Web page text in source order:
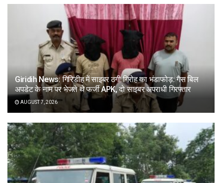
Giridih News: गिरिडीह में साइबर ठगी गिरोह का भंडाफोड़: गैस बिल
अपडेट के नाम पर भेजते थे फर्जी APK, दो साइबर अपराधी गिरफ्तार
AUGUST 7, 2026